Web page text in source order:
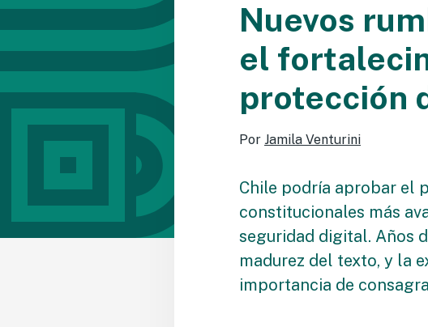
Nuevos
el
protección
Por Jamila Venturini
Chile podría aprobar el
constitucionales más
seguridad digital. Años
madurez del texto, y la
importancia de